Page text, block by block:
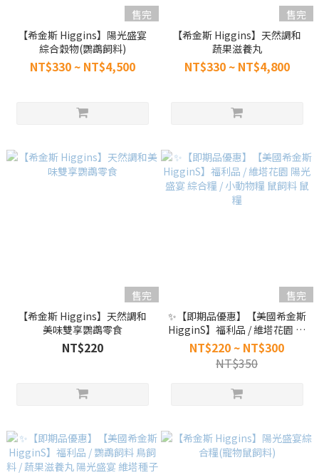
售完
【希金斯 Higgins】陽光盛宴
綜合穀物(鸚鵡飼料)
NT$330 ~ NT$4,500
售完
【希金斯 Higgins】天然調和
蔬果滋養丸
NT$330 ~ NT$4,800
售完
【希金斯 Higgins】天然調和
美味雙享鸚鵡零食
NT$220
售完
✨【即期品優惠】【美國希金斯
HigginS】福利品 / 維塔花園 陽
光盛宴 綜合糧 / 小動物糧 鼠飼
料 鼠糧
NT$220 ~ NT$300
NT$350